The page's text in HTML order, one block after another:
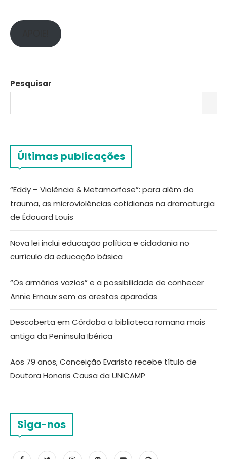
Pesquisar
Últimas publicações
“Eddy – Violência & Metamorfose”: para além do
trauma, as microviolências cotidianas na dramaturgia
de Édouard Louis
Nova lei inclui educação política e cidadania no
currículo da educação básica
“Os armários vazios” e a possibilidade de conhecer
Annie Ernaux sem as arestas aparadas
Descoberta em Córdoba a biblioteca romana mais
antiga da Península Ibérica
Aos 79 anos, Conceição Evaristo recebe título de
Doutora Honoris Causa da UNICAMP
Siga-nos